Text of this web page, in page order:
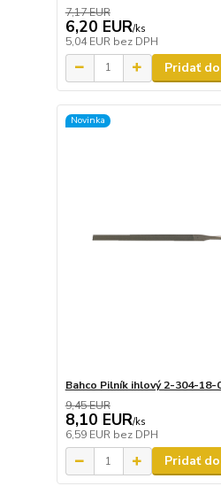
7,17 EUR
6,20 EUR/ks
5,04 EUR bez DPH
Pridať
Novinka
Bahco Pilník ihlový 2-304-18-
9,45 EUR
8,10 EUR/ks
6,59 EUR bez DPH
Pridať